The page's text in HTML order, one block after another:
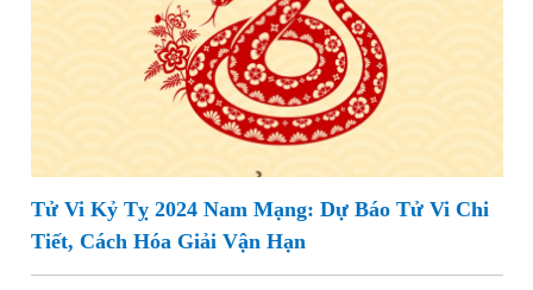
Tử Vi Kỷ Tỵ 2024 Nam Mạng: Dự Báo Tử Vi Chi
Tiết, Cách Hóa Giải Vận Hạn